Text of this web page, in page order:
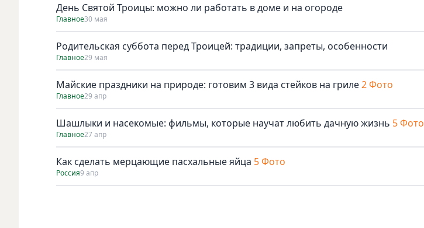
День Святой Троицы: можно ли работать в доме и на огороде
Главное30 мая
Родительская суббота перед Троицей: традиции, запреты, особенности
Главное29 мая
Майские праздники на природе: готовим 3 вида стейков на гриле2 Фото
Главное29 апр
Шашлыки и насекомые: фильмы, которые научат любить дачную жизнь 5 Фото
Главное27 апр
Как сделать мерцающие пасхальные яйца 5 Фото
Россия9 апр